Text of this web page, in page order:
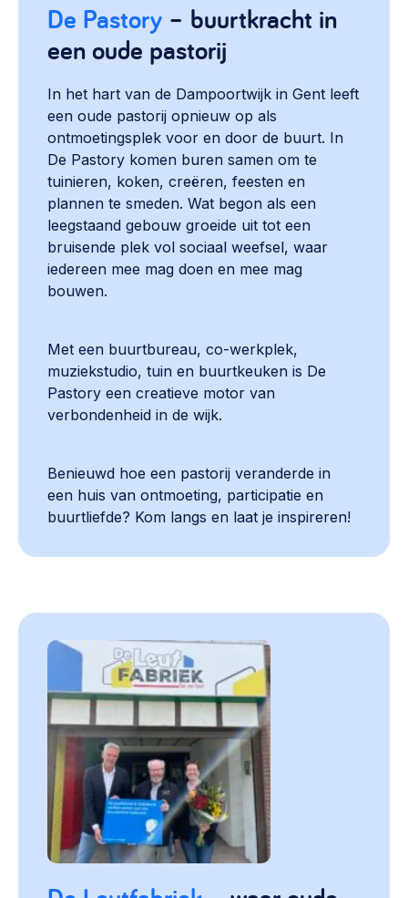
De Pastory – buurtkracht in
een oude pastorij
In het hart van de Dampoortwijk in Gent leeft
een oude pastorij opnieuw op als
ontmoetingsplek voor en door de buurt. In
De Pastory komen buren samen om te
tuinieren, koken, creëren, feesten en
plannen te smeden. Wat begon als een
leegstaand gebouw groeide uit tot een
bruisende plek vol sociaal weefsel, waar
iedereen mee mag doen en mee mag
bouwen.
Met een buurtbureau, co-werkplek,
muziekstudio, tuin en buurtkeuken is De
Pastory een creatieve motor van
verbondenheid in de wijk.
Benieuwd hoe een pastorij veranderde in
een huis van ontmoeting, participatie en
buurtliefde? Kom langs en laat je inspireren!